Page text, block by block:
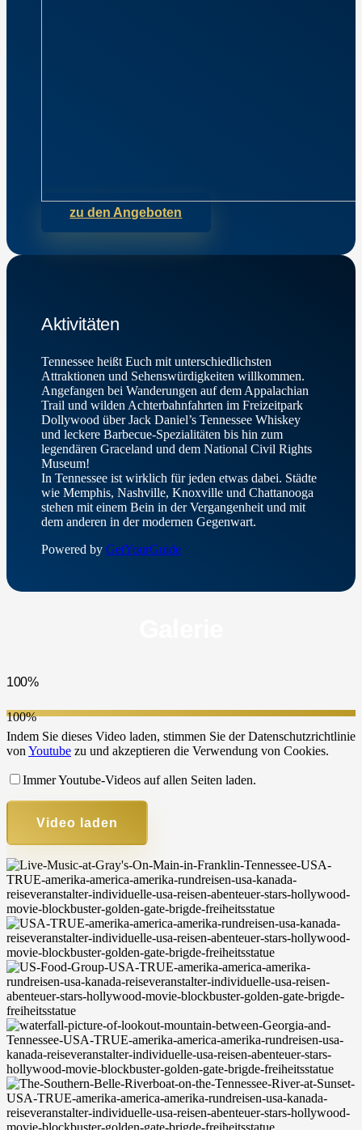
zu den Angeboten
Aktivitäten
Tennessee heißt Euch mit unterschiedlichsten
Attraktionen und Sehenswürdigkeiten willkommen.
Angefangen bei Wanderungen auf dem Appalachian
Trail und wilden Achterbahnfahrten im Freizeitpark
Dollywood über Jack Daniel’s Tennessee Whiskey
und leckere Barbecue-Spezialitäten bis hin zum
legendären Graceland und dem National Civil Rights
Museum!
In Tennessee ist wirklich für jeden etwas dabei. Städte
wie Memphis, Nashville, Knoxville und Chattanooga
stehen mit einem Bein in der Vergangenheit und mit
dem anderen in der modernen Gegenwart.
Powered byGetYourGuide
100%
100%
Indem Sie dieses Video laden, stimmen Sie der Datenschutzrichtlinie
von Youtube zu und akzeptieren die Verwendung von Cookies.
Immer Youtube-Videos auf allen Seiten laden.
Video laden